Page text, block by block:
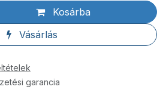
Kosárba
Vásárlás
garancia